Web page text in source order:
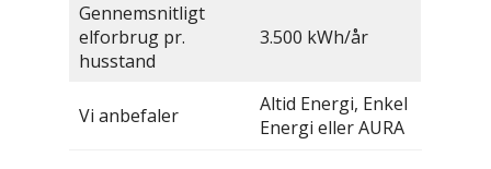
Gennemsnitligt
elforbrug pr.
husstand
3.500 kWh/år
Vi anbefaler
Altid Energi, Enkel
Energi eller AURA